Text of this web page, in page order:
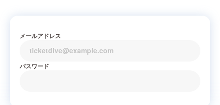
メールアドレス
パスワード